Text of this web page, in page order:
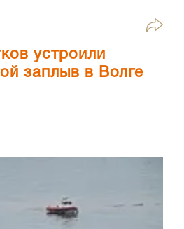
устроили
заплыв в Волге